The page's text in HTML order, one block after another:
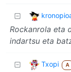
Rockanrola eta
indartsu eta
Txopi A